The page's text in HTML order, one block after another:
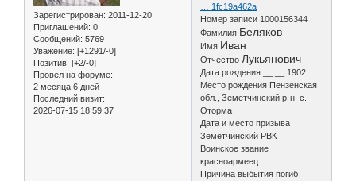
Зарегистрирован: 2011-12-20
Приглашений: 0
Сообщений: 5769
Уважение: [+1291/-0]
Позитив: [+2/-0]
Провел на форуме:
2 месяца 6 дней
Последний визит:
2026-07-15 18:59:37
… 1fc19a462a
Номер записи 1000156344
Фамилия Беляков
Имя Иван
Отчество Лукьянович
Дата рождения __.__.1902
Место рождения Пензенская
обл., Земетчинский р-н, с.
Оторма
Дата и место призыва
Земетчинский РВК
Воинское звание
красноармеец
Причина выбытия погиб